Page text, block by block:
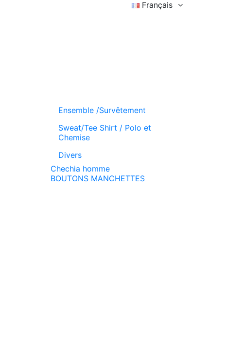
Français
Ensemble /Survêtement
Sweat/Tee Shirt / Polo et
Chemise
Divers
Chechia homme
BOUTONS MANCHETTES